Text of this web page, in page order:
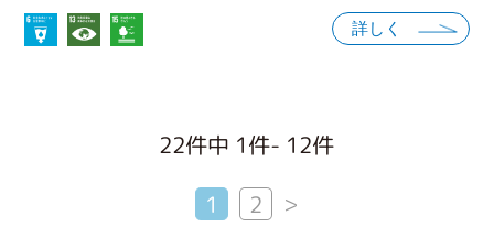
発のための調査研究と発表 ２．自然観察会や講演会等の自
然保護思想の普及活動 ３．県内外及び海外の関係団体との
詳しく
22件中 1件- 12件
1 2 >